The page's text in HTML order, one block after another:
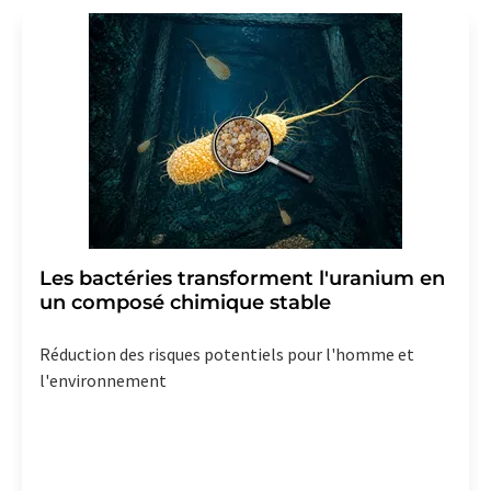
Allemagne ou par e-mail àrevoke@lumitos.comavec
effet pour l'avenir. De plus, chaque courriel contient un
lien pour se désabonner de la newsletter
correspondante.
Les bactéries transforment l'uranium en
un composé chimique stable
Réduction des risques potentiels pour l'homme et
l'environnement